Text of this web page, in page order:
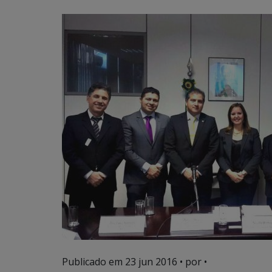
Publicado em 23 jun 2016 • por •